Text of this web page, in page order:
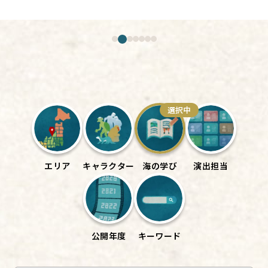
エリア キャラクター
選択中
海の学び 演出担当
公開年度 キーワード